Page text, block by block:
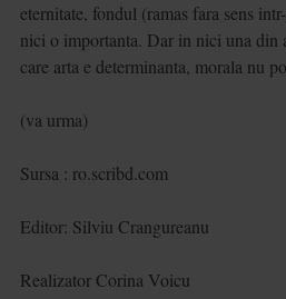
eternitate, fondul (ramas fara sens
nici o importanta. Dar in nici una din
care arta e determinanta, morala nu
(va urma)
Sursa : ro.scribd.com
Editor: Silviu Crangureanu
Realizator Corina Voicu